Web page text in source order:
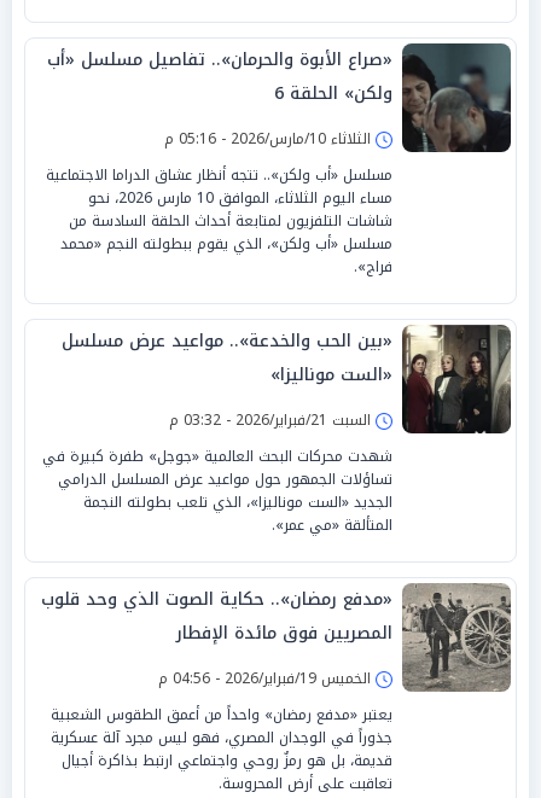
«صراع الأبوة والحرمان».. تفاصيل مسلسل «أب
ولكن» الحلقة 6
الثلاثاء 10/مارس/2026 - 05:16 م
مسلسل «أب ولكن».. تتجه أنظار عشاق الدراما الاجتماعية
مساء اليوم الثلاثاء، الموافق 10 مارس 2026، نحو
شاشات التلفزيون لمتابعة أحداث الحلقة السادسة من
مسلسل «أب ولكن»، الذي يقوم ببطولته النجم «محمد
فراج».
«بين الحب والخدعة».. مواعيد عرض مسلسل
«الست موناليزا»
السبت 21/فبراير/2026 - 03:32 م
شهدت محركات البحث العالمية «جوجل» طفرة كبيرة في
تساؤلات الجمهور حول مواعيد عرض المسلسل الدرامي
الجديد «الست موناليزا»، الذي تلعب بطولته النجمة
المتألقة «مي عمر».
«مدفع رمضان».. حكاية الصوت الذي وحد قلوب
المصريين فوق مائدة الإفطار
الخميس 19/فبراير/2026 - 04:56 م
يعتبر «مدفع رمضان» واحداً من أعمق الطقوس الشعبية
جذوراً في الوجدان المصري، فهو ليس مجرد آلة عسكرية
قديمة، بل هو رمزٌ روحي واجتماعي ارتبط بذاكرة أجيال
تعاقبت على أرض المحروسة.